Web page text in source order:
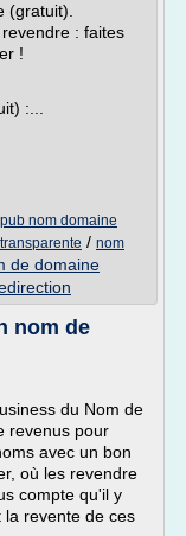
(gratuit).
: faites
!
:...
nom domaine
/ nom
de domaine
nom de
du Nom de
revenus pour
avec un bon
où les revendre
compte qu'il y
revente de ces